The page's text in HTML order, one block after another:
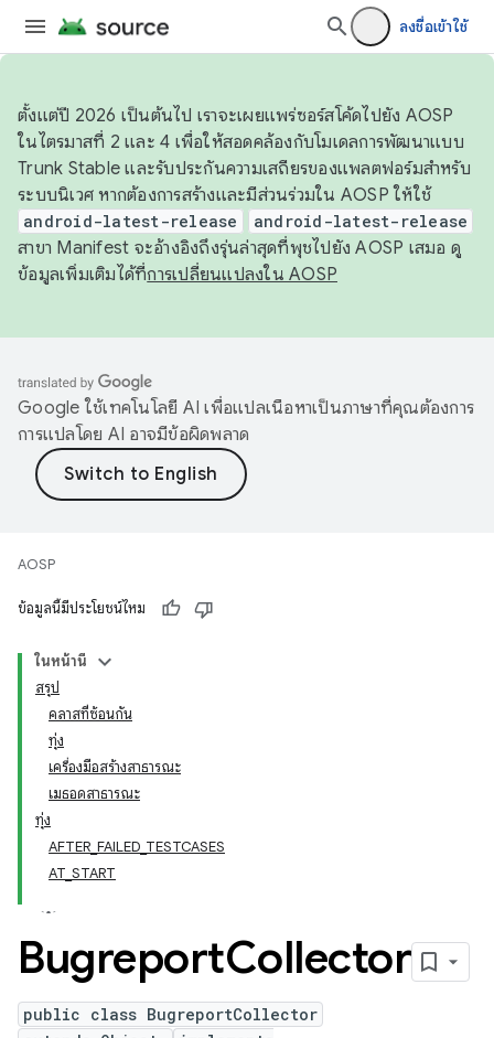
ลงชื่อเข้าใช้
ตั้งแต่ปี 2026 เป็นต้นไป เราจะเผยแพร่ซอร์สโค้ดไปยัง AOSP
ในไตรมาสที่ 2 และ 4 เพื่อให้สอดคล้องกับโมเดลการพัฒนาแบบ
Trunk Stable และรับประกันความเสถียรของแพลตฟอร์มสำหรับ
ระบบนิเวศ หากต้องการสร้างและมีส่วนร่วมใน AOSP ให้ใช้
android-latest-release android-latest-release
สาขา Manifest จะอ้างอิงถึงรุ่นล่าสุดที่พุชไปยัง AOSP เสมอ ดู
ข้อมูลเพิ่มเติมได้ที่การเปลี่ยนแปลงใน AOSP
Google ใช้เทคโนโลยี AI เพื่อแปลเนื้อหาเป็นภาษาที่คุณต้องการ
การแปลโดย AI อาจมีข้อผิดพลาด
AOSP
ข้อมูลนี้มีประโยชน์ไหม
ในหน้านี้
สรุป
คลาสที่ซ้อนกัน
ทุ่ง
เครื่องมือสร้างสาธารณะ
เมธอดสาธารณะ
ทุ่ง
AFTER_FAILED_TESTCASES
AT_START
BugreportCollector
public class BugreportCollector